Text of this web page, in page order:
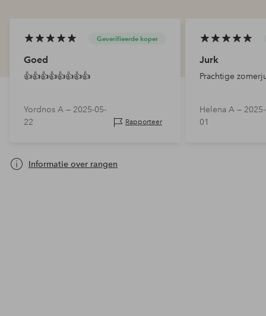
Geverifieerde koper
Goed
👍👍👍👍👍👍👍👍
Yordnos A — 2025-05-
22
Rapporteer
Jurk
Prachtige
Helena A —
01
Informatie over rangen